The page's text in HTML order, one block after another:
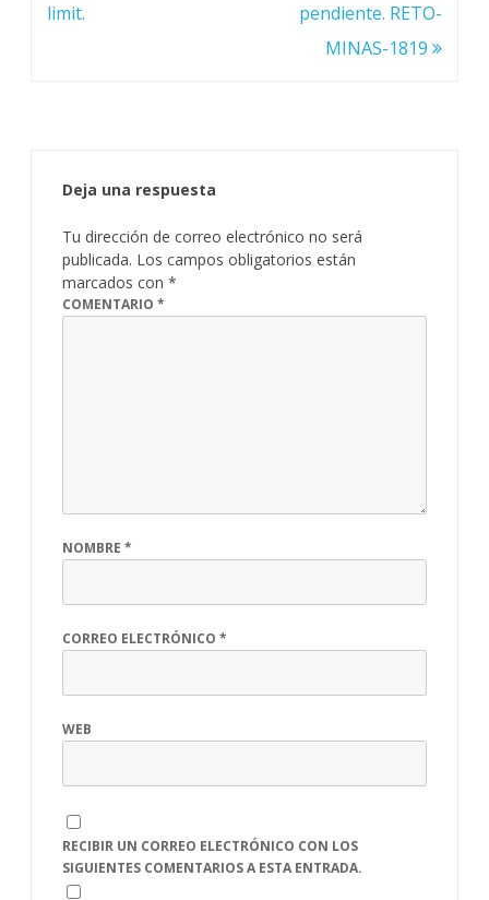
limit.
pendiente. RETO-
MINAS-1819
Deja una respuesta
Tu dirección de correo electrónico no será
publicada. Los campos obligatorios están
marcados con *
COMENTARIO *
NOMBRE *
CORREO ELECTRÓNICO *
WEB
RECIBIR UN CORREO ELECTRÓNICO CON LOS
SIGUIENTES COMENTARIOS A ESTA ENTRADA.